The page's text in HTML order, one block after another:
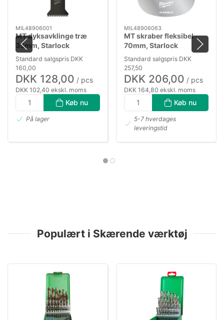
MIL48906001
MT dyksavklinge træ
35mm, Starlock
Standard salgspris DKK
160,00
DKK 128,00 / pcs
DKK 102,40 ekskl. moms
Køb nu
På lager
MIL48906063
MT skraber fleksibel
70mm, Starlock
Standard salgspris DKK
257,50
DKK 206,00 / pcs
DKK 164,80 ekskl. moms
Køb nu
5-7 hverdages
leveringstid
Populært i Skærende værktøj